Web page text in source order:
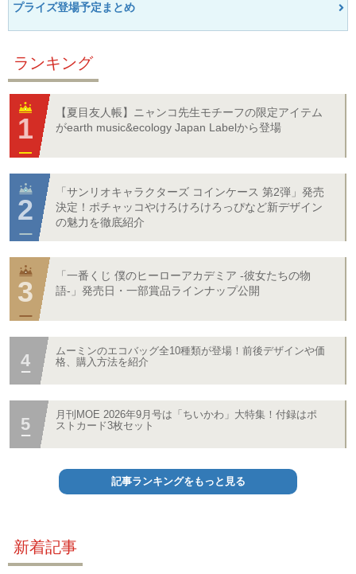
プライズ登場予定まとめ
ランキング
【夏目友人帳】ニャンコ先生モチーフの限定アイテム
がearth music&ecology Japan Labelから登場
「サンリオキャラクターズ コインケース 第2弾」発売
決定！ポチャッコやけろけろけろっぴなど新デザイン
の魅力を徹底紹介
「一番くじ 僕のヒーローアカデミア -彼女たちの物
語-」発売日・一部賞品ラインナップ公開
ムーミンのエコバッグ全10種類が登場！前後デザインや価
格、購入方法を紹介
月刊MOE 2026年9月号は「ちいかわ」大特集！付録はポ
ストカード3枚セット
記事ランキングをもっと見る
新着記事